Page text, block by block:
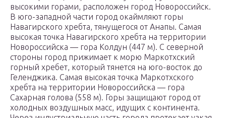
высокими горами, расположен город Новороссийск.
В юго-западной части город окаймляют горы
Навагирского хребта, тянущегося от Анапы. Самая
высокая точка Навагирского хребта на территории
Новороссийска — гора Колдун (447 м). С северной
стороны город прижимает к морю Маркотхский
горный хребет, который тянется на юго-восток до
Геленджика. Самая высокая точка Маркотхского
хребта на территории Новороссийска — гора
Сахарная голова (558 м). Горы защищают город от
холодных воздушных масс, идущих с континента.